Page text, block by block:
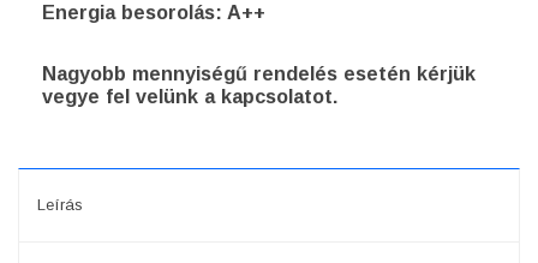
Energia besorolás: A++
Nagyobb mennyiségű rendelés esetén kérjük
vegye fel velünk a kapcsolatot.
Leírás